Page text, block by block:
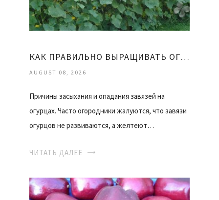
КАК ПРАВИЛЬНО ВЫРАЩИВАТЬ ОГУРЦЫ
AUGUST 08, 2026
Причины засыхания и опадания завязей на
огурцах. Часто огородники жалуются, что завязи
огурцов не развиваются, а желтеют…
ЧИТАТЬ ДАЛЕЕ